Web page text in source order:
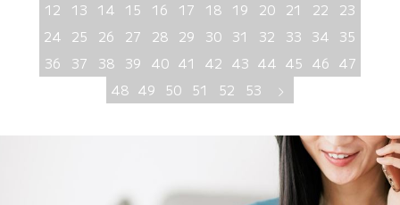
12
13 14 15 16 17 18 19 20 21 22
23
24
25 26 27 28 29 30 31 32 33 34
35
36
37 38 39 40 41 42 43 44 45 46 47
48 49 50 51 52 53